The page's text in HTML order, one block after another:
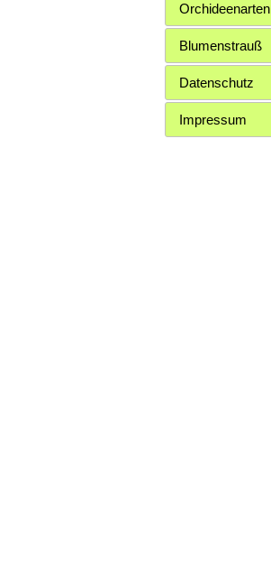
Orchideenarten
Blumenstrauß
Datenschutz
Impressum